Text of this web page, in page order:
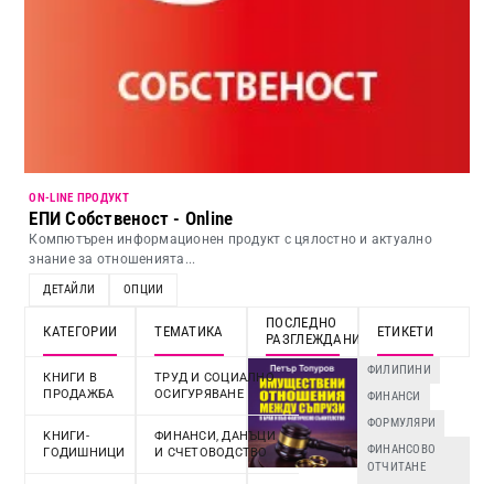
ON-LINE ПРОДУКТ
ЕПИ Собственост - Online
Компютърен информационен продукт с цялостно и актуално
знание за отношенията...
ДЕТАЙЛИ ОПЦИИ
КАТЕГОРИИ
КНИГИ В
ПРОДАЖБА
KНИГИ-
ГОДИШНИЦИ
ТЕМАТИКА
ТРУД И СОЦИАЛНО
ОСИГУРЯВАНЕ
ФИНАНСИ, ДАНЪЦИ
И СЧЕТОВОДСТВО
ПОСЛЕДНО
РАЗГЛЕЖДАНИ
ЕТИКЕТИ
ФИЛИПИНИ
ФИНАНСИ
ФОРМУЛЯРИ
ФИНАНСОВО
ОТЧИТАНЕ